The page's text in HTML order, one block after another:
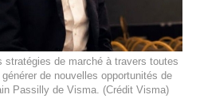
stratégies de marché à travers toutes
de nouvelles opportunités de
Passilly de Visma. (Crédit Visma)